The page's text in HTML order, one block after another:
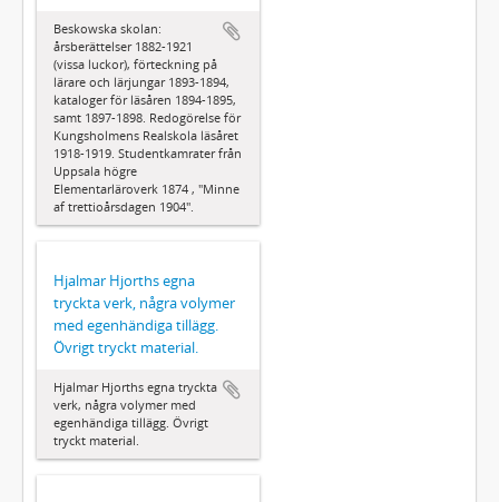
Beskowska skolan:
årsberättelser 1882-1921
(vissa luckor), förteckning på
lärare och lärjungar 1893-1894,
kataloger för läsåren 1894-1895,
samt 1897-1898. Redogörelse för
Kungsholmens Realskola läsåret
1918-1919. Studentkamrater från
Uppsala högre
Elementarläroverk 1874 , "Minne
af trettioårsdagen 1904".
Hjalmar Hjorths egna
tryckta verk, några volymer
med egenhändiga tillägg.
Övrigt tryckt material.
Hjalmar Hjorths egna tryckta
verk, några volymer med
egenhändiga tillägg. Övrigt
tryckt material.